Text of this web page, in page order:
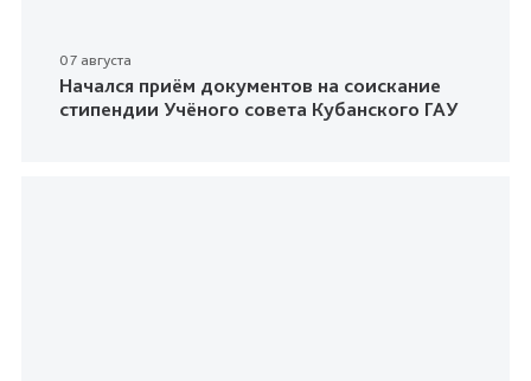
07 августа
Начался приём документов на соискание
стипендии Учёного совета Кубанского ГАУ